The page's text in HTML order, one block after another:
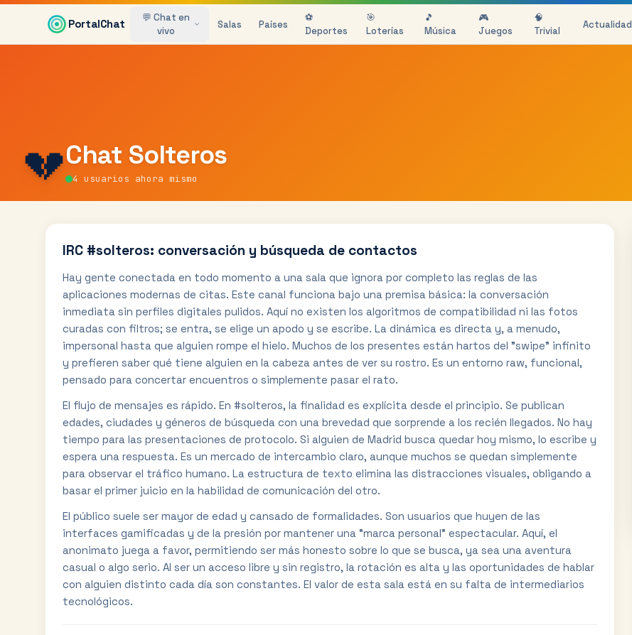
Saltar al contenido principal
PortalChat
💬 Chat en
vivo
Salas Países
⚽
Deportes
🎯
Loterías
🎵
Música
🎮
Juegos
🧠
Trivial
Actualidad
💔Chat Solteros
4 usuarios ahora mismo
IRC #solteros: conversación y búsqueda de contactos
Hay gente conectada en todo momento a una sala que ignora por completo las reglas de las
aplicaciones modernas de citas. Este canal funciona bajo una premisa básica: la conversación
inmediata sin perfiles digitales pulidos. Aquí no existen los algoritmos de compatibilidad ni las fotos
curadas con filtros; se entra, se elige un apodo y se escribe. La dinámica es directa y, a menudo,
impersonal hasta que alguien rompe el hielo. Muchos de los presentes están hartos del "swipe" infinito
y prefieren saber qué tiene alguien en la cabeza antes de ver su rostro. Es un entorno raw, funcional,
pensado para concertar encuentros o simplemente pasar el rato.
El flujo de mensajes es rápido. En #solteros, la finalidad es explícita desde el principio. Se publican
edades, ciudades y géneros de búsqueda con una brevedad que sorprende a los recién llegados. No hay
tiempo para las presentaciones de protocolo. Si alguien de Madrid busca quedar hoy mismo, lo escribe y
espera una respuesta. Es un mercado de intercambio claro, aunque muchos se quedan simplemente
para observar el tráfico humano. La estructura de texto elimina las distracciones visuales, obligando a
basar el primer juicio en la habilidad de comunicación del otro.
El público suele ser mayor de edad y cansado de formalidades. Son usuarios que huyen de las
interfaces gamificadas y de la presión por mantener una "marca personal" espectacular. Aquí, el
anonimato juega a favor, permitiendo ser más honesto sobre lo que se busca, ya sea una aventura
casual o algo serio. Al ser un acceso libre y sin registro, la rotación es alta y las oportunidades de hablar
con alguien distinto cada día son constantes. El valor de esta sala está en su falta de intermediarios
tecnológicos.